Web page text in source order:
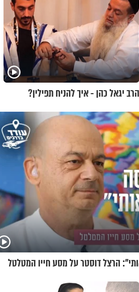
הרב יגאל כהן - איך להניח תפילין?
הרצל דוסטר על מסע חייו המטלטל